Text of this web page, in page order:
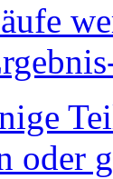
oder